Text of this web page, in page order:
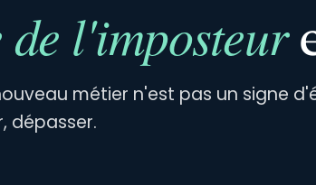
de l'imposteur
métier n'est pas un signe
dépasser.